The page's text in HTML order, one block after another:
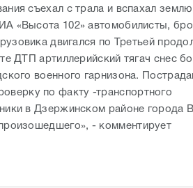
съехал с трала и вспахал
«Высота 102» автомобилисты,
двигался по Третьей
ДТП артиллерийский тягач снес
военного гарнизона.
по факту -транспортного
в Дзержинском районе города
», - комментирует